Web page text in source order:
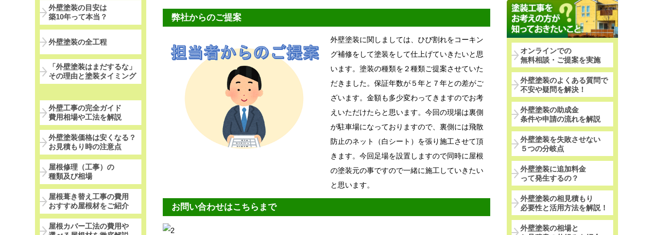
弊社からのご提案
外壁塗装に関しましては、ひび割れをコーキン
グ補修をして塗装をして仕上げていきたいと思
います。塗装の種類を２種類ご提案させていた
だきました。保証年数が５年と７年との差がご
ざいます。金額も多少変わってきますのでお考
えいただけたらと思います。今回の現場は裏側
が駐車場になっておりますので、裏側には飛散
防止のネット（白シート）を張り施工させて頂
きます。今回足場を設置しますので同時に屋根
の塗装元の事ですので一緒に施工していきたい
と思います。
お問い合わせはこちらまで
オンラインでの
無料相談・ご提案を実施
外壁塗装のよくある質問で
不安や疑問を解決！
外壁塗装の助成金
条件や申請の流れを解説
外壁塗装を失敗させない
５つの分岐点
外壁塗装に追加料金
って発生するの？
外壁塗装の相見積もり
必要性と活用方法を解説！
外壁塗装の相場と
外壁塗装の目安は
築10年って本当？
外壁塗装の全工程
「外壁塗装はまだするな」
その理由と塗装タイミング
外壁工事の完全ガイド
費用相場や工法を解説
外壁塗装価格は安くなる？
お見積もり時の注意点
屋根修理（工事）の
種類及び相場
屋根葺き替え工事の費用
おすすめ屋根材をご紹介
屋根カバー工法の費用や